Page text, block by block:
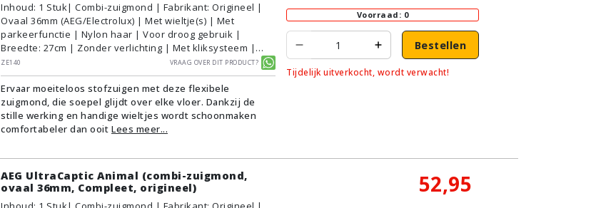
Inhoud: 1 Stuk| Combi-zuigmond | Fabrikant: Origineel |
Ovaal 36mm (AEG/Electrolux) | Met wieltje(s) | Met
parkeerfunctie | Nylon haar | Voor droog gebruik |
Breedte: 27cm | Zonder verlichting | Met kliksysteem |
Zwart | AEG/Electrolux | Geschikt voor vloertype:
Plavuizen/Tegels, Parket/Laminaat, PVC/Vinyl,
Tapijt/Vloerbedekking
ZE140 Vraag over dit product?
Ervaar moeiteloos stofzuigen met deze flexibele
zuigmond, die soepel glijdt over elke vloer. Dankzij de
stille werking en handige wieltjes wordt schoonmaken
comfortabeler dan ooit Lees meer...
Voorraad: 0
Bestellen
Tijdelijk uitverkocht, wordt verwacht!
AEG UltraCaptic Animal (combi-zuigmond,
ovaal 36mm, Compleet, origineel)
52,95